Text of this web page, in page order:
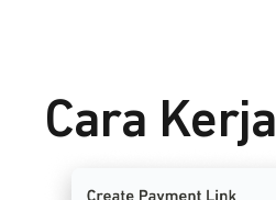
Cara Kerja